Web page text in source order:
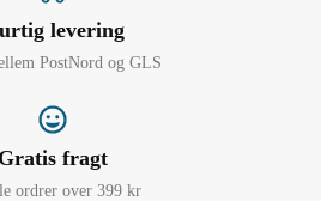
levering
PostNord og GLS
Gratis fragt
ordrer over 399 kr